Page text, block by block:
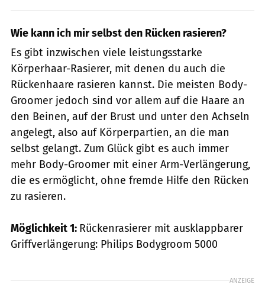
Wie kann ich mir selbst den Rücken rasieren?
Es gibt inzwischen viele leistungsstarke
Körperhaar-Rasierer, mit denen du auch die
Rückenhaare rasieren kannst. Die meisten Body-
Groomer jedoch sind vor allem auf die Haare an
den Beinen, auf der Brust und unter den Achseln
angelegt, also auf Körperpartien, an die man
selbst gelangt. Zum Glück gibt es auch immer
mehr Body-Groomer mit einer Arm-Verlängerung,
die es ermöglicht, ohne fremde Hilfe den Rücken
zu rasieren.
Möglichkeit 1: Rückenrasierer mit ausklappbarer
Griffverlängerung: Philips Bodygroom 5000
ANZEIGE